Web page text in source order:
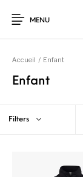
MENU
Accueil / Enfant
Enfant
Filters